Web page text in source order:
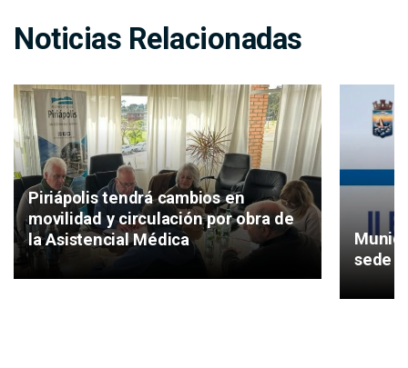
Noticias Relacionadas
Piriápolis tendrá cambios en
movilidad y circulación por obra de
la Asistencial Médica
sede